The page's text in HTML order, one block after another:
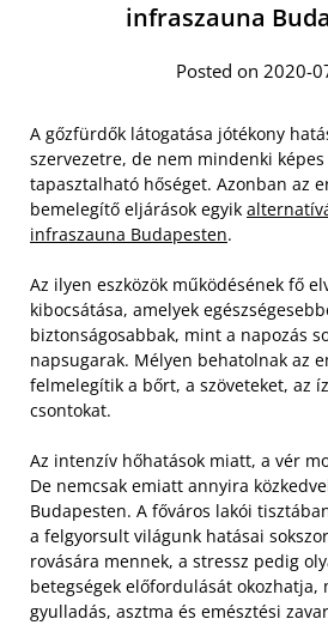
infraszauna
Posted on 2020-
A gőzfürdők látogatása jótékony
szervezetre, de nem mindenki
tapasztalható hőséget. Azonban az
bemelegítő eljárások egyik
infraszauna Budapesten.
Az ilyen eszközök működésének fő
kibocsátása, amelyek
biztonságosabbak, mint a napozás
napsugarak. Mélyen behatolnak az
felmelegítik a bőrt, a szöveteket, az
csontokat.
Az intenzív hőhatások miatt, a vér
De nemcsak emiatt annyira
Budapesten. A főváros lakói
a felgyorsult világunk hatásai
rovására mennek, a stressz pedig
betegségek előfordulását
gyulladás, asztma és emésztési